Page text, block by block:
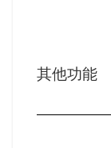
其他功能